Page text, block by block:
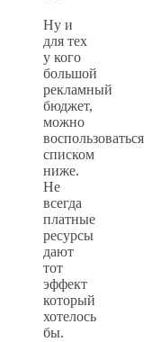
Ну и
для тех
у кого
большой
рекламный
бюджет,
можно
воспользоваться
списком
ниже.
Не
всегда
платные
ресурсы
дают
тот
эффект
который
хотелось
бы.